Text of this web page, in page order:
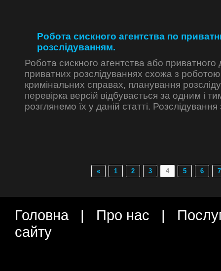
Робота сискного агентства по
розслідуванням.
Робота сискного агентства або приватного
приватних розслідуваннях схожа з роботою
кримінальних справах, планування
перевірка версій відбувається за одним і
розглянемо їх у даній статті.
« 1 2 3 4 5 6 7
Головна| Про нас |
сайту